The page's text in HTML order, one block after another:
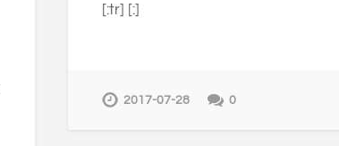
[:tr] [:]
2017-07-28 0